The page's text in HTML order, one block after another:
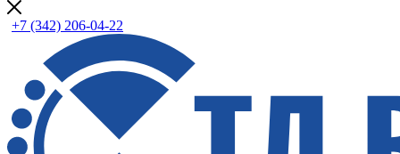
+7 (342) 206-04-22